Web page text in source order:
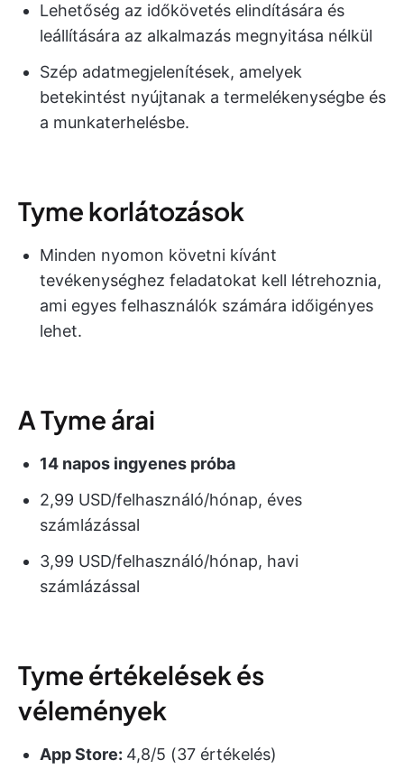
Lehetőség az időkövetés elindítására és
leállítására az alkalmazás megnyitása nélkül
Szép adatmegjelenítések, amelyek
betekintést nyújtanak a termelékenységbe és
a munkaterhelésbe.
Tyme korlátozások
Minden nyomon követni kívánt
tevékenységhez feladatokat kell létrehoznia,
ami egyes felhasználók számára időigényes
lehet.
A Tyme árai
14 napos ingyenes próba
2,99 USD/felhasználó/hónap, éves
számlázással
3,99 USD/felhasználó/hónap, havi
számlázással
Tyme értékelések és
vélemények
App Store: 4,8/5 (37 értékelés)